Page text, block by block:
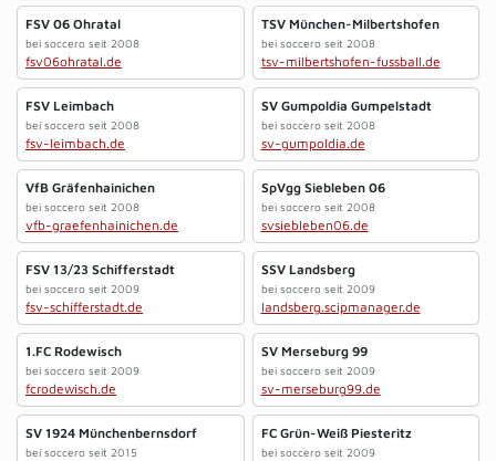
FSV 06 Ohratal
bei soccero seit 2008
fsv06ohratal.de
TSV München-Milbertshofen
bei soccero seit 2008
tsv-milbertshofen-fussball.de
FSV Leimbach
bei soccero seit 2008
fsv-leimbach.de
SV Gumpoldia Gumpelstadt
bei soccero seit 2008
sv-gumpoldia.de
VfB Gräfenhainichen
bei soccero seit 2008
vfb-graefenhainichen.de
SpVgg Siebleben 06
bei soccero seit 2008
svsiebleben06.de
FSV 13/23 Schifferstadt
bei soccero seit 2009
fsv-schifferstadt.de
SSV Landsberg
bei soccero seit 2009
landsberg.scipmanager.de
1.FC Rodewisch
bei soccero seit 2009
fcrodewisch.de
SV Merseburg 99
bei soccero seit 2009
sv-merseburg99.de
SV 1924 Münchenbernsdorf
bei soccero seit 2015
FC Grün-Weiß Piesteritz
bei soccero seit 2009